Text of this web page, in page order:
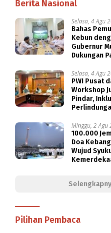
Berita Nasional
Selasa, 4 Agu
Bahas
Kebun
Gubernur
Dukungan
Selasa, 4 Agu
PWI Pusat
Workshop
Pindar,
Minggu, 2 Agu
100.000
Doa
Wujud
Pilihan Pembaca